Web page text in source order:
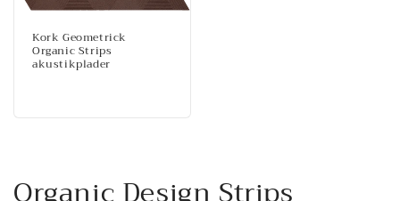
Kork Geometrick
Organic Strips
akustikplader